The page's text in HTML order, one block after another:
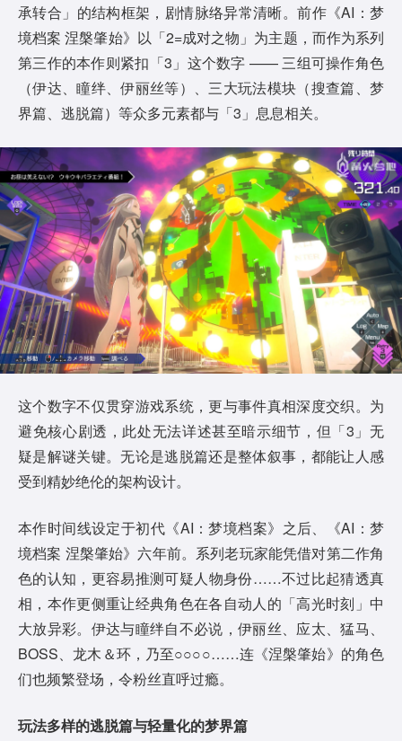
承转合」的结构框架，剧情脉络异常清晰。前作《AI：梦
境档案 涅槃肇始》以「2=成对之物」为主题，而作为系列
第三作的本作则紧扣「3」这个数字 —— 三组可操作角色
（伊达、瞳绊、伊丽丝等）、三大玩法模块（搜查篇、梦
界篇、逃脱篇）等众多元素都与「3」息息相关。
这个数字不仅贯穿游戏系统，更与事件真相深度交织。为
避免核心剧透，此处无法详述甚至暗示细节，但「3」无
疑是解谜关键。无论是逃脱篇还是整体叙事，都能让人感
受到精妙绝伦的架构设计。
本作时间线设定于初代《AI：梦境档案》之后、《AI：梦
境档案 涅槃肇始》六年前。系列老玩家能凭借对第二作角
色的认知，更容易推测可疑人物身份……不过比起猜透真
相，本作更侧重让经典角色在各自动人的「高光时刻」中
大放异彩。伊达与瞳绊自不必说，伊丽丝、应太、猛马、
BOSS、龙木＆环，乃至○○○○……连《涅槃肇始》的角色
们也频繁登场，令粉丝直呼过瘾。
玩法多样的逃脱篇与轻量化的梦界篇